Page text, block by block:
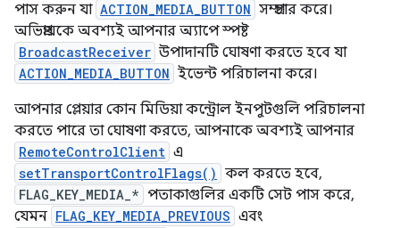
পাস করুন যা ACTION_MEDIA_BUTTON সম্প্রচার করে।
অভিপ্রায়কে অবশ্যই আপনার অ্যাপে স্পষ্ট
BroadcastReceiver উপাদানটি ঘোষণা করতে হবে যা
ACTION_MEDIA_BUTTON ইভেন্ট পরিচালনা করে।
আপনার প্লেয়ার কোন মিডিয়া কন্ট্রোল ইনপুটগুলি পরিচালনা
করতে পারে তা ঘোষণা করতে, আপনাকে অবশ্যই আপনার
RemoteControlClient এ
setTransportControlFlags() কল করতে হবে,
FLAG_KEY_MEDIA_* পতাকাগুলির একটি সেট পাস করে,
যেমন FLAG_KEY_MEDIA_PREVIOUS এবং